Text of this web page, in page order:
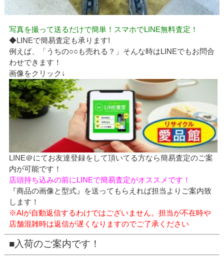
写真を撮って送るだけで簡単！スマホでLINE無料査定！
◆LINEで簡易査定も承ります!
例えば、「うちの○○も売れる？」そんな時はLINEでもお問合
わせできます！
画像をクリック↓
LINE＠にてお友達登録をして頂いてる方なら簡易査定のご案
内が可能です！
店頭持ち込みの前にLINEで簡易査定がオススメです！
『商品の画像と型式』を送ってもらえれば担当よりご案内致
します！
※AIが自動返信するわけではございません。担当が不在時や
店舗混雑時は返信が遅くなりますのでご了承ください
■入荷のご案内です！